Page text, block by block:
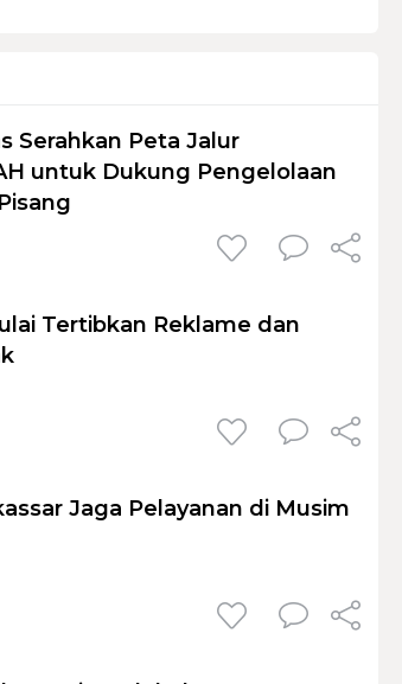
Serahkan Peta Jalur
untuk Dukung Pengelolaan
Tertibkan Reklame dan
Jaga Pelayanan di Musim